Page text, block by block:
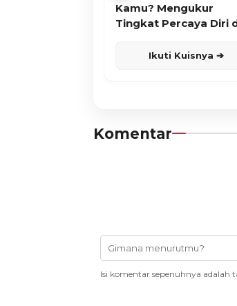
Kamu? Mengukur
Tingkat Percaya Diri
Ikuti Kuisnya ➔
Komentar
Isi komentar sepenuhnya adalah